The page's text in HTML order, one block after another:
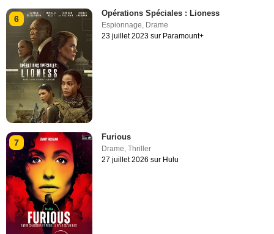
6
Opérations Spéciales : Lioness
Espionnage Drame
23 juillet 2023 sur Paramount+
7
Furious
Drame,Thriller
27 juillet 2026 sur Hulu